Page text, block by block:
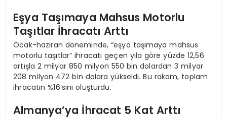
Eşya Taşımaya Mahsus Motorlu
Taşıtlar İhracatı Arttı
Ocak-haziran döneminde, “eşya taşımaya mahsus
motorlu taşıtlar” ihracatı geçen yıla göre yüzde 12,56
artışla 2 milyar 850 milyon 550 bin dolardan 3 milyar
208 milyon 472 bin dolara yükseldi. Bu rakam, toplam
ihracatın %16’sını oluşturdu.
Almanya’ya İhracat 5 Kat Arttı